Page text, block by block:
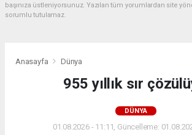
başınıza üstleniyorsunuz. Yazılan tüm yorumlardan site
sorumlu tutulamaz.
Anasayfa Dünya
955 yıllık sır
DÜNYA
01.08.2026 - 11:11, Güncelleme: